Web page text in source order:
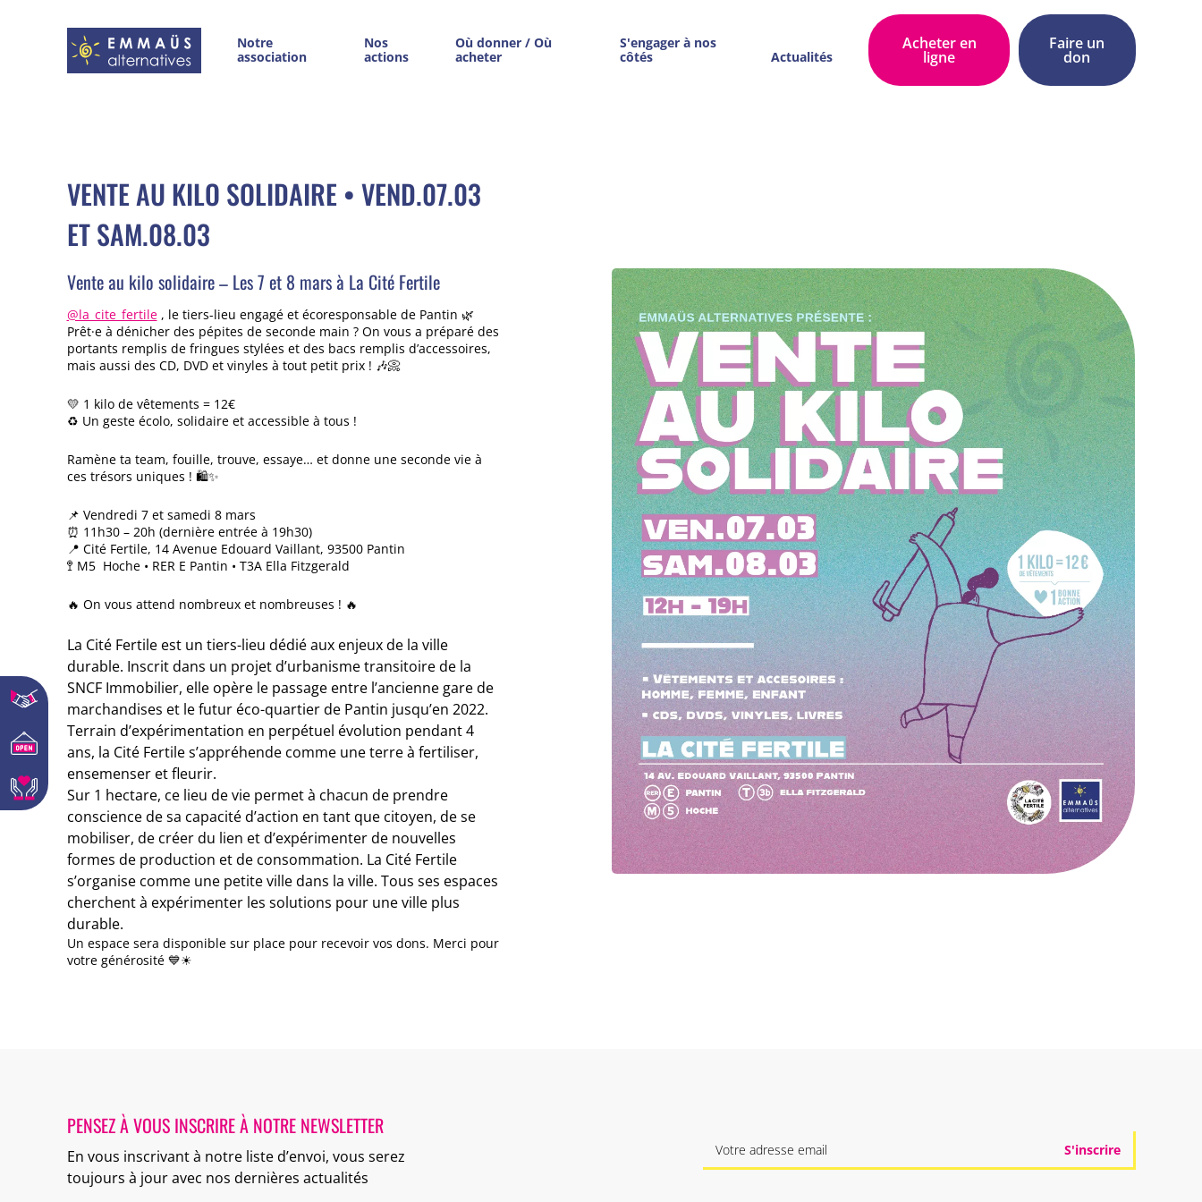
Notre
association
Nos
actions
Où donner / Où
acheter
S'engager à nos
côtés
Actualités
Acheter en
ligne
Faire un
don
VENTE AU KILO SOLIDAIRE • VEND.07.03
ET SAM.08.03
Vente au kilo solidaire – Les 7 et 8 mars à La Cité Fertile
@la_cite_fertile, le tiers-lieu engagé et écoresponsable de Pantin 🌿
Prêt·e à dénicher des pépites de seconde main ? On vous a préparé des
portants remplis de fringues stylées et des bacs remplis d’accessoires,
mais aussi des CD, DVD et vinyles à tout petit prix ! 🎶📀
💛 1 kilo de vêtements = 12€
♻️ Un geste écolo, solidaire et accessible à tous !
Ramène ta team, fouille, trouve, essaye… et donne une seconde vie à
ces trésors uniques ! 🛍️✨
📌 Vendredi 7 et samedi 8 mars
⏰ 11h30 – 20h (dernière entrée à 19h30)
📍 Cité Fertile, 14 Avenue Edouard Vaillant, 93500 Pantin
🚏 M5 Hoche • RER E Pantin • T3A Ella Fitzgerald
🔥 On vous attend nombreux et nombreuses ! 🔥
La Cité Fertile est un tiers-lieu dédié aux enjeux de la ville
durable. Inscrit dans un projet d’urbanisme transitoire de la
SNCF Immobilier, elle opère le passage entre l’ancienne gare de
marchandises et le futur éco-quartier de Pantin jusqu’en 2022.
Terrain d’expérimentation en perpétuel évolution pendant 4
ans, la Cité Fertile s’appréhende comme une terre à fertiliser,
ensemenser et fleurir.
Sur 1 hectare, ce lieu de vie permet à chacun de prendre
conscience de sa capacité d’action en tant que citoyen, de se
mobiliser, de créer du lien et d’expérimenter de nouvelles
formes de production et de consommation. La Cité Fertile
s’organise comme une petite ville dans la ville. Tous ses espaces
cherchent à expérimenter les solutions pour une ville plus
durable.
Un espace sera disponible sur place pour recevoir vos dons. Merci pour
votre générosité 💙☀
PENSEZ À VOUS INSCRIRE À NOTRE NEWSLETTER
En vous inscrivant à notre liste d’envoi, vous serez
toujours à jour avec nos dernières actualités
Partenariat
Nos boutiques
Faire un don